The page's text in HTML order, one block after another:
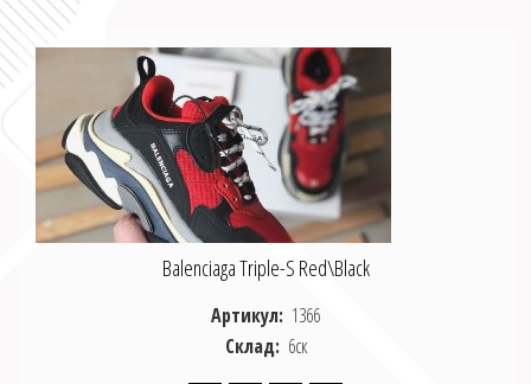
Размер
37 38 39 40
Balenciaga Triple-S Red\Black
Артикул: 1366
Склад: 6ск